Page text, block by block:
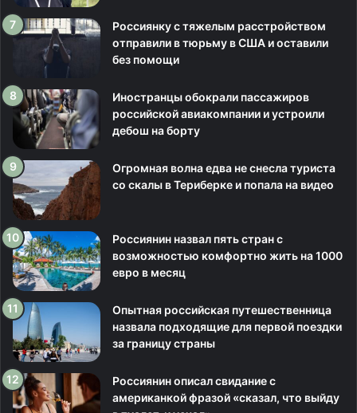
Россиянку с тяжелым расстройством
отправили в тюрьму в США и оставили
без помощи
Иностранцы обокрали пассажиров
российской авиакомпании и устроили
дебош на борту
Огромная волна едва не снесла туриста
со скалы в Териберке и попала на видео
Россиянин назвал пять стран с
возможностью комфортно жить на 1000
евро в месяц
Опытная российская путешественница
назвала подходящие для первой поездки
за границу страны
Россиянин описал свидание с
американкой фразой «сказал, что выйду